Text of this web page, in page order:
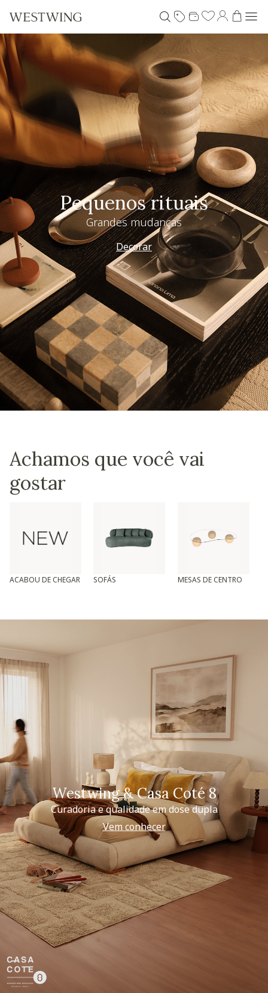
Pequenos rituais
Grandes mudanças
Decorar
Achamos que você vai
gostar
ACABOU DE CHEGAR SOFÁS MESAS DE CENTRO
Westwing & Casa Coté 8
Curadoria e qualidade em dose dupla
Vem conhecer